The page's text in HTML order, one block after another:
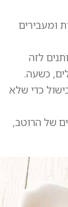
מבעבע, מכסים ל-5 דקות ומעבירים
לזה
כשעה.
כדי שלא
של הרוטב,